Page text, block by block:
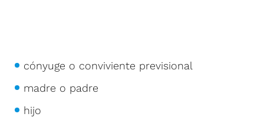
cónyuge o conviviente previsional
madre o padre
hijo